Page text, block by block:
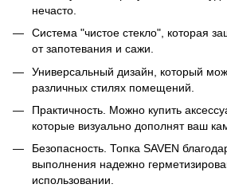
нечасто.
Система "чистое стекло", которая
от запотевания и сажи.
Универсальный дизайн, который
различных стилях помещений.
Практичность. Можно купить
которые визуально дополнят ваш
Безопасность. Топка SAVEN
выполнения надежно
использовании.